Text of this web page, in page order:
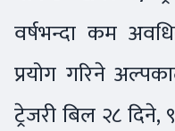
वर्षभन्दा कम
प्रयोग गरिने
ट्रेजरी बिल २८